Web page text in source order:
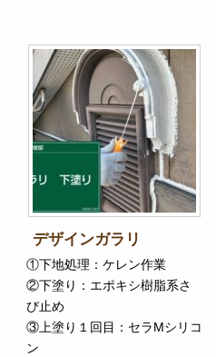
デザインガラリ
①下地処理：ケレン作業
②下塗り：エポキシ樹脂系さ
び止め
③上塗り１回目：セラMシリコ
ン